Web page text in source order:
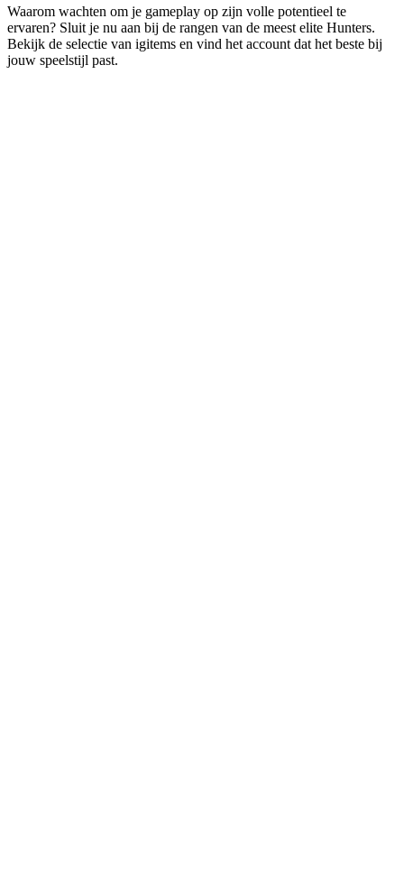
Waarom wachten om je gameplay op zijn volle potentieel te
ervaren? Sluit je nu aan bij de rangen van de meest elite Hunters.
Bekijk de selectie van igitems en vind het account dat het beste bij
jouw speelstijl past.